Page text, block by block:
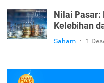
Nilai Pasar:
Kelebihan
Saham • 1